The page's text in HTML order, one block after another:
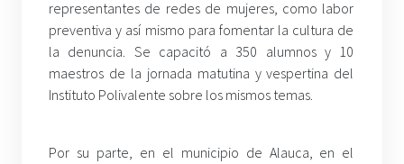
representantes de redes de mujeres, como labor
preventiva y así mismo para fomentar la cultura de
la denuncia. Se capacitó a 350 alumnos y 10
maestros de la jornada matutina y vespertina del
Instituto Polivalente sobre los mismos temas.
Por su parte, en el municipio de Alauca, en el